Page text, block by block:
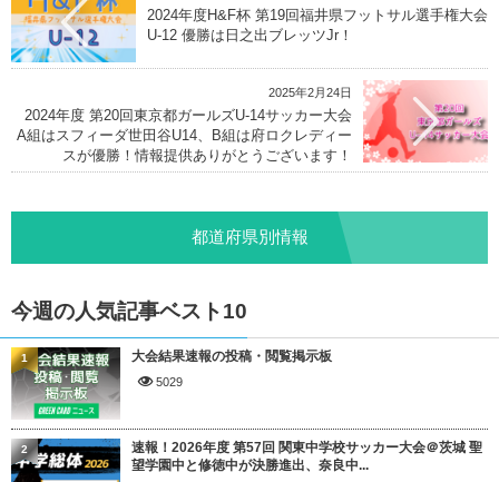
2024年度H&F杯 第19回福井県フットサル選手権大会
U-12 優勝は日之出ブレッツJr！
2025年2月24日
2024年度 第20回東京都ガールズU-14サッカー大会
A組はスフィーダ世田谷U14、B組は府ロクレディー
スが優勝！情報提供ありがとうございます！
都道府県別情報
今週の人気記事ベスト10
大会結果速報の投稿・閲覧掲示板
5029
1
速報！2026年度 第57回 関東中学校サッカー大会＠茨城 聖
望学園中と修徳中が決勝進出、奈良中...
2